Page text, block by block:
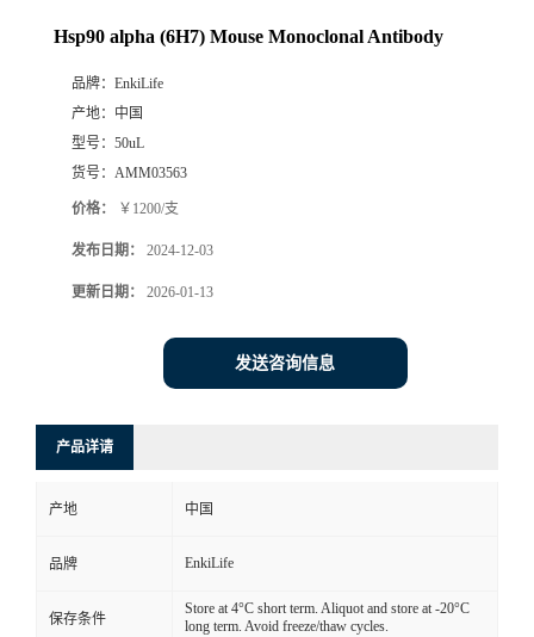
Hsp90 alpha (6H7) Mouse Monoclonal Antibody
品牌： EnkiLife
产地： 中国
型号： 50uL
货号： AMM03563
价格： ￥1200/支
发布日期： 2024-12-03
更新日期： 2026-01-13
发送咨询信息
产品详请
产地 中国
品牌 EnkiLife
保存条件
Store at 4°C short term. Aliquot and store at -20°C
long term. Avoid freeze/thaw cycles.